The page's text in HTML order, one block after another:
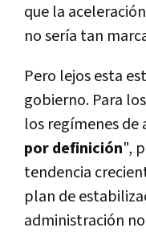
que la
no sería tan
Pero lejos esta
gobierno. Para
los regímenes
por definición",
tendencia
plan de
administración